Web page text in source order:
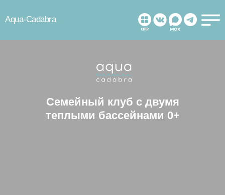
Aqua-Cadabra
Семейный клуб с двумя
теплыми бассейнами 0+